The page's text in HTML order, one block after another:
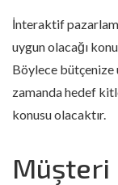
İnteraktif
uygun olacağı
Böylece bütçenize
zamanda hedef
konusu olacaktır.
Müşteri